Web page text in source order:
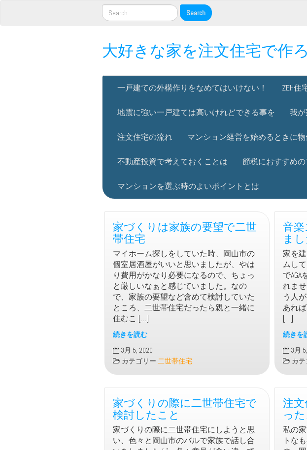
大好きな家を注文住宅で作
一戸建ての外構作りをなめてはいけない！ ZEH住
地震に強い一戸建ては高いけれどできる事を 我
注文住宅の流れ マンション経営を始めるときに
不動産投資で考えておくことは 節税におすすめ
マンションを選ぶ時のよいポイントとは
家づくりは家族の要望で二世
帯住宅
マイホーム探しをしていた時、岡山市の
個室居酒屋がいいと思いましたが、やは
り費用がかなり必要になるので、ちょっ
と厳しいなぁと感じていました。なの
で、家族の要望など含めて検討していた
ところ、二世帯住宅だったら親と一緒に
住むこ […]
続きを読む
家
づ
く
り
は
家
族
の
要
望
3月 5, 2020
カテゴリー 二世帯住宅
家づくりの際に二世帯住宅で
検討したこと
家づくりの際に二世帯住宅にしようと思
い、色々と岡山市のバルで家族で話し合
音
ま
家を
ムし
で
れま
う人
あれ
[…]
続きを
音
楽
ス
タ
ジ
オ
付
き
の
家
3月
カ
注
っ
私の
トな